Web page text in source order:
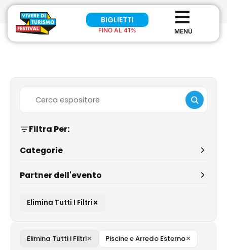
BIGLIETTI
FINO AL 41%
Filtra Per:
Categorie
Partner dell'evento
Elimina Tutti I Filtri×
Elimina Tutti I Filtri× Piscine e Arredo Esterno×